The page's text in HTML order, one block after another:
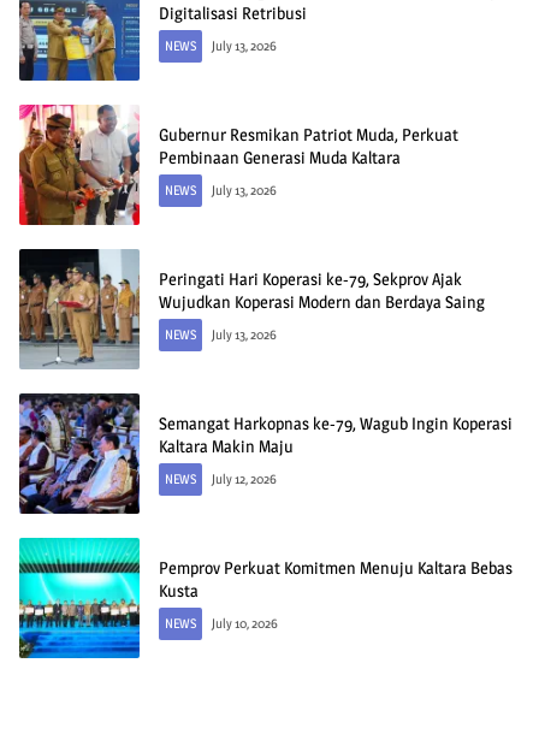
Digitalisasi Retribusi
NEWS July 13, 2026
Gubernur Resmikan Patriot Muda, Perkuat
Pembinaan Generasi Muda Kaltara
NEWS July 13, 2026
Peringati Hari Koperasi ke-79, Sekprov Ajak
Wujudkan Koperasi Modern dan Berdaya Saing
NEWS July 13, 2026
Semangat Harkopnas ke-79, Wagub Ingin Koperasi
Kaltara Makin Maju
NEWS July 12, 2026
Pemprov Perkuat Komitmen Menuju Kaltara Bebas
Kusta
NEWS July 10, 2026